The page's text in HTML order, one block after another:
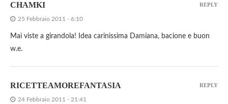
CHAMKI
25 Febbraio 2011 - 6:10
Mai viste a girandola! Idea carinissima Damiana, bacione e buon
w.e.
REPLY
RICETTEAMOREFANTASIA
24 Febbraio 2011 - 21:41
REPLY